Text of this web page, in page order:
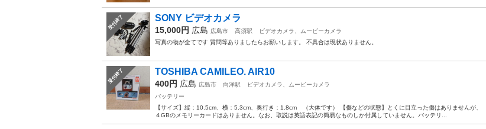
受付終了 SONY ビデオカメラ
15,000円 広島 広島市 高須駅
ビデオカメラ、ムービーカメラ
写真の物が全てです 質問等ありましたらお願いします。 不具合は現状ありません。
受付終了 TOSHIBA CAMILEO. AIR10
400円 広島 広島市 向洋駅
ビデオカメラ、ムービーカメラ
バッテリー
【サイズ】縦：10.5cm、横：5.3cm、奥行き：1.8cm （大体です） 【傷などの状態】とくに目立った傷はありませんが、
４GBのメモリーカードはありません。なお、取説は英語表記の簡易なものしか付属していません。バッテリ...